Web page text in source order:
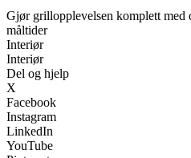
Gjør grillopplevelsen komplett med
måltider
Interiør
Interiør
Del og hjelp
X
Facebook
Instagram
LinkedIn
YouTube